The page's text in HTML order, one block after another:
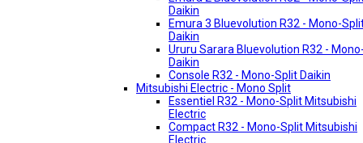
Daikin
Emura 3 Bluevolution R32 - Mono-
Daikin
Ururu Sarara Bluevolution R32 -
Daikin
Console R32 - Mono-Split Daikin
Mitsubishi Electric - Mono Split
Essentiel R32 - Mono-Split Mitsubishi
Electric
Compact R32 - Mono-Split Mitsubishi
Electric